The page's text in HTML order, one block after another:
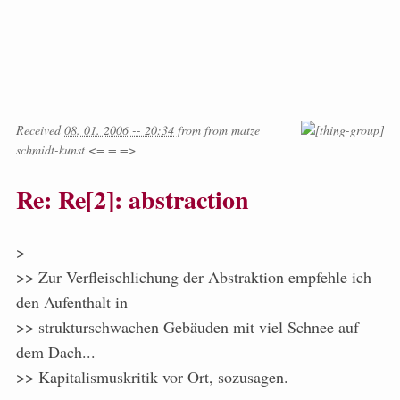
Received08. 01. 2006 -- 20:34 from from matze
schmidt-kunst <= = =>
Re: Re[2]: abstraction
>
>> Zur Verfleischlichung der Abstraktion empfehle ich
den Aufenthalt in
>> strukturschwachen Gebäuden mit viel Schnee auf
dem Dach...
>> Kapitalismuskritik vor Ort, sozusagen.